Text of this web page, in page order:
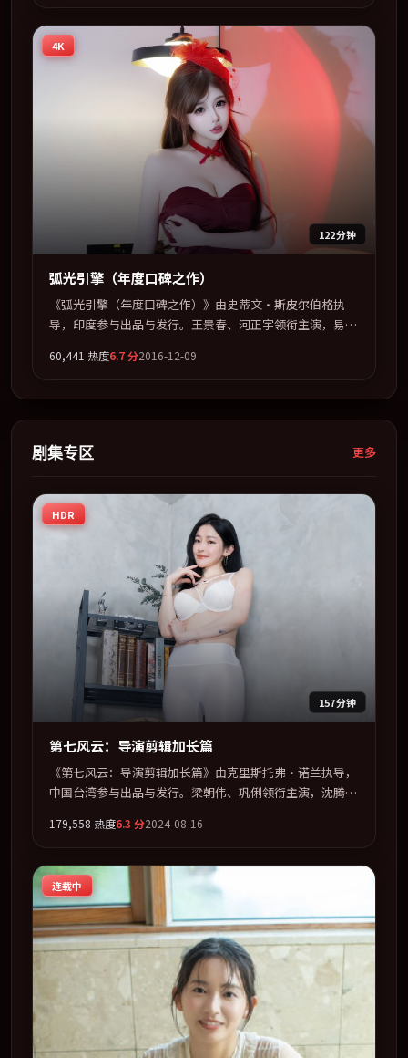
同步亮相，2019 年度话题片中口碑稳健，适合喜欢强情节
与人物弧光的观众完整观看。
4K
122分钟
弧光引擎（年度口碑之作）
《弧光引擎（年度口碑之作）》由史蒂文·斯皮尔伯格执
导，印度参与出品与发行。王景春、河正宇领衔主演，易烊
长追问。全片以「悬疑」类型为骨架，在叙事、表演与视听
亮相，2016 年度话题片中口碑稳健，适合喜欢强情节与人
物弧光的观众完整观看。
60,441 热度6.7分2016-12-09
剧集专区 更多
HDR
157分钟
第七风云：导演剪辑加长篇
《第七风云：导演剪辑加长篇》由克里斯托弗·诺兰执导，
中国台湾参与出品与发行。梁朝伟、巩俐领衔主演，沈腾、
才缓缓合拢。全片以「悬疑」类型为骨架，在叙事、表演与
同步亮相，2024 年度话题片中口碑稳健，适合喜欢强情节
与人物弧光的观众完整观看。
179,558 热度6.3 分2024-08-16
连载中